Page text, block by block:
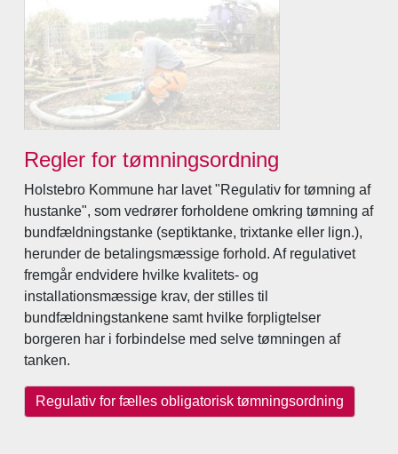
Regler for tømningsordning
Holstebro Kommune har lavet "Regulativ for tømning af
hustanke", som vedrører forholdene omkring tømning af
bundfældningstanke (septiktanke, trixtanke eller lign.),
herunder de betalingsmæssige forhold. Af regulativet
fremgår endvidere hvilke kvalitets- og
installationsmæssige krav, der stilles til
bundfældningstankene samt hvilke forpligtelser
borgeren har i forbindelse med selve tømningen af
tanken.
Regulativ for fælles obligatorisk tømningsordning